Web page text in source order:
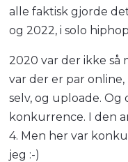
alle faktisk gjorde
og 2022, i solo
2020 var der ikke så
var der er par
selv, og uploade. Og
konkurrence. I den
4. Men her var
jeg :-)